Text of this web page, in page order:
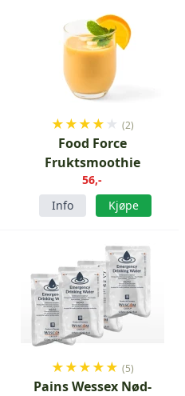
★★★★ ★ (2)
Food Force
Fruktsmoothie
56,-
Info
Kjøpe
★★★★★ (5)
Pains Wessex Nød-